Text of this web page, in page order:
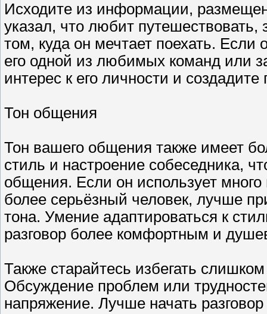
Исходите из информации,
указал, что любит
том, куда он мечтает поехать. Если
его одной из любимых команд или
интерес к его личности и создадите
Тон общения
Тон вашего общения также имеет
стиль и настроение собеседника,
общения. Если он использует
более серьёзный человек, лучше
тона. Умение адаптироваться к
разговор более комфортным и
Также старайтесь избегать
Обсуждение проблем или
напряжение. Лучше начать